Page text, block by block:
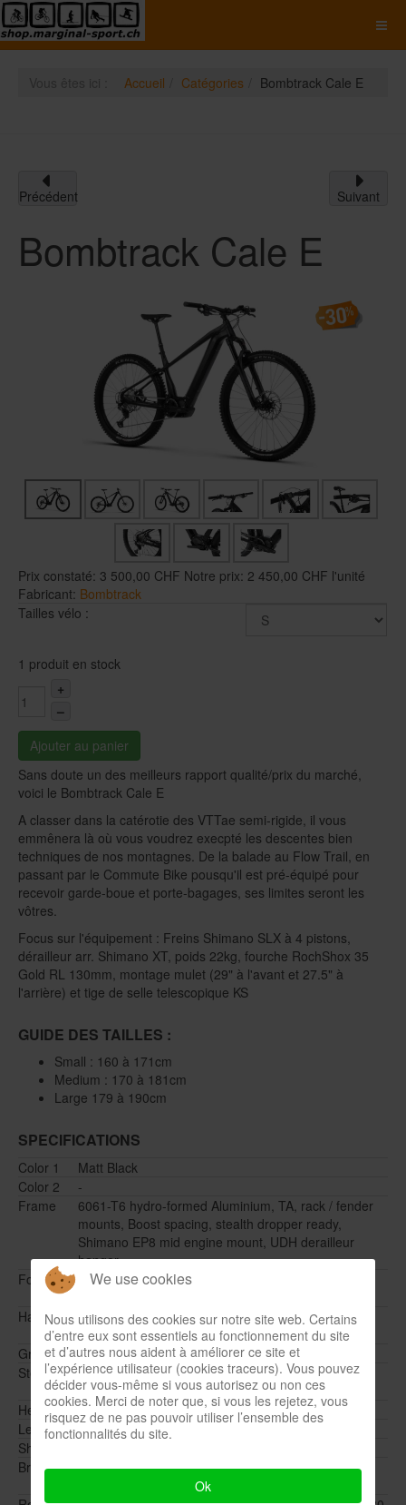
Accueil Catégories Bombtrack Cale E
Précédent Suivant
Bombtrack Cale E
Prix constaté: 3 500,00 CHF Notre prix: 2 450,00 CHF l'unité
Fabricant: Bombtrack
Tailles vélo :
1 produit en stock
+
–
Ajouter au panier
Sans doute un des meilleurs rapport qualité/prix du marché,
voici le Bombtrack Cale E
A classer dans la catérotie des VTTae semi-rigide, il vous
emmênera là où vous voudrez execpté les descentes bien
techniques de nos montagnes. De la balade au Flow Trail, en
passant par le Commute Bike pousqu'il est pré-équipé pour
recevoir garde-boue et porte-bagages, ses limites seront les
vôtres.
Focus sur l'équipement : Freins Shimano SLX à 4 pistons,
dérailleur arr. Shimano XT, poids 22kg, fourche RochShox 35
Gold RL 130mm, montage mulet (29" à l'avant et 27.5" à
l'arrière) et tige de selle telescopique KS
GUIDE DES TAILLES :
Small : 160 à 171cm
Medium : 170 à 181cm
Large 179 à 190cm
SPECIFICATIONS
Color 1
Matt Black
Color 2
-
Frame
6061-T6 hydro-formed Aluminium, TA, rack / fender
mounts, Boost spacing, stealth dropper ready,
Shimano EP8 mid engine mount, UDH derailleur
hanger,
Fork
RockShox 35 Gold RL suspension fork, 130 mm
Handlebar Bombtrack Illusion flat bar, aluminium, 35 mm
clamping diameter
Grips
Bombtrack Return 135 mm lock on grips
Stem
Seido Drift aluminium stem, 35 mm clamping
diameter
Headset
Sealed integrated aheadset, 1.1/2'' - 1.1/8''
Levers
Shimano SLX BL-M7100 hydraulic brake levers
Shifter
Brakes
Shimano SLX BR-M7100 post mount hydraulic disc
We use cookies
Nous utilisons des cookies sur notre site web. Certains
d’entre eux sont essentiels au fonctionnement du site
et d’autres nous aident à améliorer ce site et
l’expérience utilisateur (cookies traceurs). Vous pouvez
décider vous-même si vous autorisez ou non ces
cookies. Merci de noter que, si vous les rejetez, vous
risquez de ne pas pouvoir utiliser l’ensemble des
fonctionnalités du site.
Ok